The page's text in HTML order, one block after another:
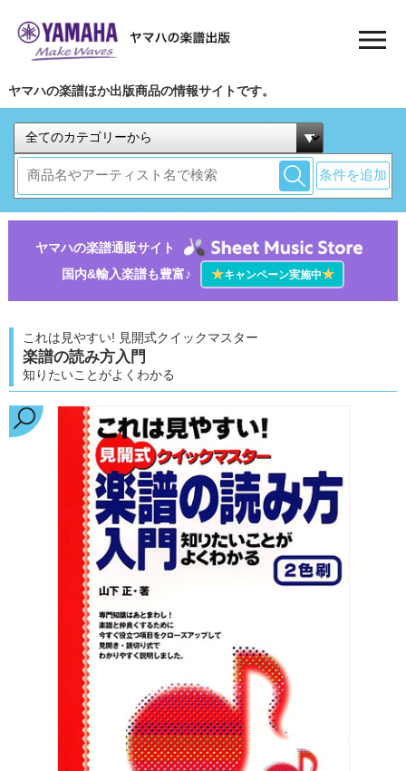
ヤマハの楽譜ほか出版商品の情報サイトです。
条件を追加
ヤマハの楽譜通販サイト
国内&輸入楽譜も豊富♪
★キャンペーン実施中★
これは見やすい! 見開式クイックマスター
楽譜の読み方入門
知りたいことがよくわかる